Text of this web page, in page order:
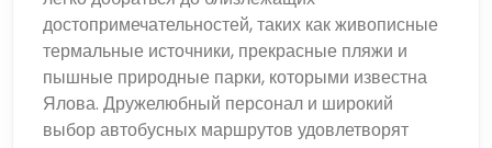
достопримечательностей, таких как живописные
термальные источники, прекрасные пляжи и
пышные природные парки, которыми известна
Ялова. Дружелюбный персонал и широкий
выбор автобусных маршрутов удовлетворят